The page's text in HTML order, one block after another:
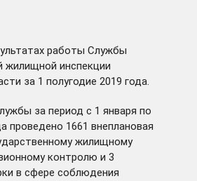
работы Службы
жилищной инспекции
за 1 полугодие 2019 года.
за период с 1 января по
проведено 1661 внеплановая
жилищному
контролю и 3
в сфере соблюдения